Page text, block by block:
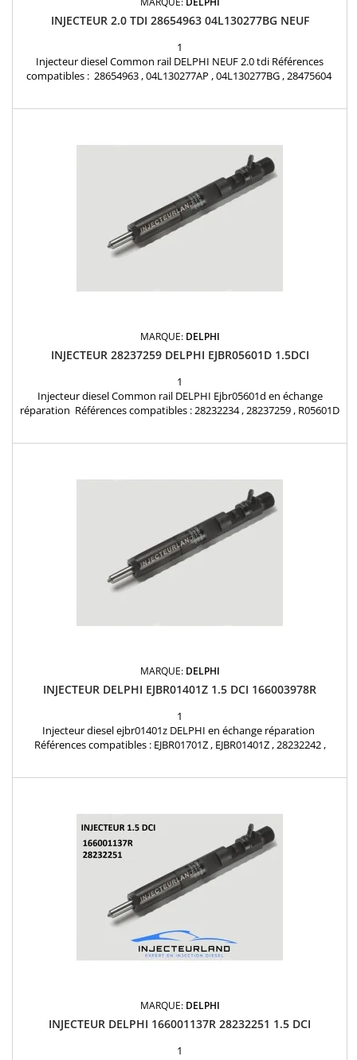
INJECTEUR 2.0 TDI 28654963 04L130277BG NEUF
1
Injecteur diesel Common rail DELPHI NEUF 2.0 tdi Références
compatibles : 28654963 , 04L130277AP , 04L130277BG , 28475604
MARQUE: DELPHI
INJECTEUR 28237259 DELPHI EJBR05601D 1.5DCI
1
Injecteur diesel Common rail DELPHI Ejbr05601d en échange
réparation Références compatibles : 28232234 , 28237259 , R05601D
MARQUE: DELPHI
INJECTEUR DELPHI EJBR01401Z 1.5 DCI 166003978R
1
Injecteur diesel ejbr01401z DELPHI en échange réparation
Références compatibles : EJBR01701Z , EJBR01401Z , 28232242 ,
MARQUE: DELPHI
INJECTEUR DELPHI 166001137R 28232251 1.5 DCI
1